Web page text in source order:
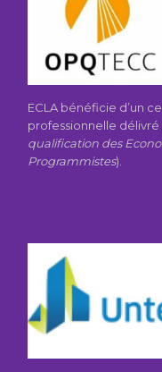
ECLA bénéficie d’un
professionnelle délivré
qualification des
Programmistes).